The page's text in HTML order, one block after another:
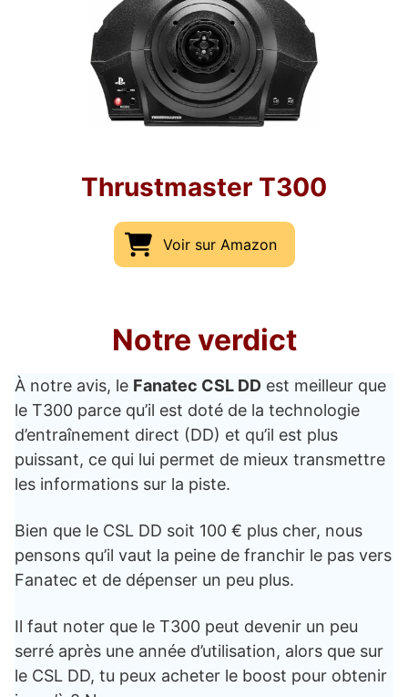
Thrustmaster T300
Voir sur Amazon
Notre verdict
À notre avis, le Fanatec CSL DD est meilleur que
le T300 parce qu’il est doté de la technologie
d’entraînement direct (DD) et qu’il est plus
puissant, ce qui lui permet de mieux transmettre
les informations sur la piste.
Bien que le CSL DD soit 100 € plus cher, nous
pensons qu’il vaut la peine de franchir le pas vers
Fanatec et de dépenser un peu plus.
Il faut noter que le T300 peut devenir un peu
serré après une année d’utilisation, alors que sur
le CSL DD, tu peux acheter le boost pour obtenir